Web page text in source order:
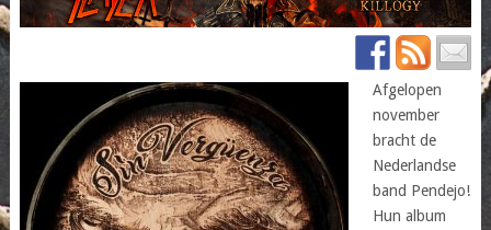
Afgelopen
november
bracht de
Nederlandse
band Pendejo!
Hun album